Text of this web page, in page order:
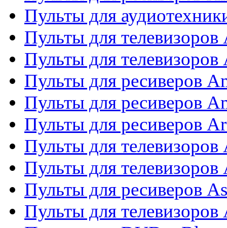
Пульты для
Пульты для
Пульты для
Пульты для ресиверов
Пульты для ресиверов
Пульты для ресиверов
Пульты для
Пульты для телевизоров
Пульты для ресиверов
Пульты для телевизоров